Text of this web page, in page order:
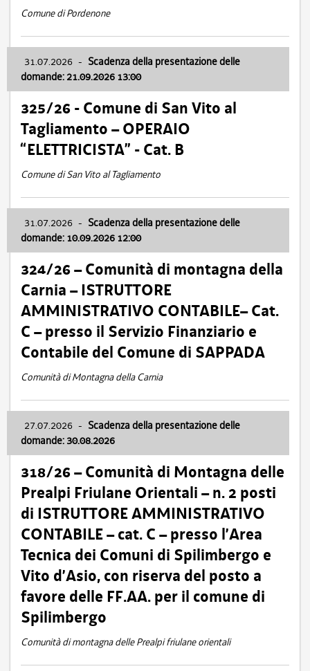
Comune di Pordenone
31.07.2026 - Scadenza della presentazione delle
domande: 21.09.2026 13:00
325/26 - Comune di San Vito al
Tagliamento – OPERAIO
“ELETTRICISTA” - Cat. B
Comune di San Vito al Tagliamento
31.07.2026 - Scadenza della presentazione delle
domande: 10.09.2026 12:00
324/26 – Comunità di montagna della
Carnia – ISTRUTTORE
AMMINISTRATIVO CONTABILE– Cat.
C – presso il Servizio Finanziario e
Contabile del Comune di SAPPADA
Comunità di Montagna della Carnia
27.07.2026 - Scadenza della presentazione delle
domande: 30.08.2026
318/26 – Comunità di Montagna delle
Prealpi Friulane Orientali – n. 2 posti
di ISTRUTTORE AMMINISTRATIVO
CONTABILE – cat. C – presso l’Area
Tecnica dei Comuni di Spilimbergo e
Vito d’Asio, con riserva del posto a
favore delle FF.AA. per il comune di
Spilimbergo
Comunità di montagna delle Prealpi friulane orientali